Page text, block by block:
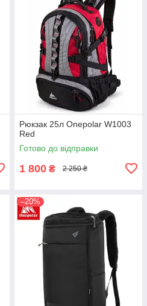
Рюкзак 25л Onepolar W1003
Red
Готово до відправки
1 800 ₴ 2 250 ₴
–20%